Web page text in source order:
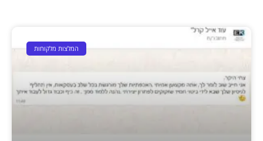
המלצות מלקוחות